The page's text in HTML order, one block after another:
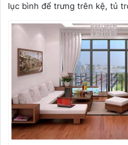
lục bình để trưng trên kệ, tủ